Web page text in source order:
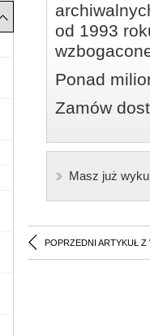
od 1993
Ponad
Zamów
Masz już
POPRZEDNI ARTYKUŁ Z